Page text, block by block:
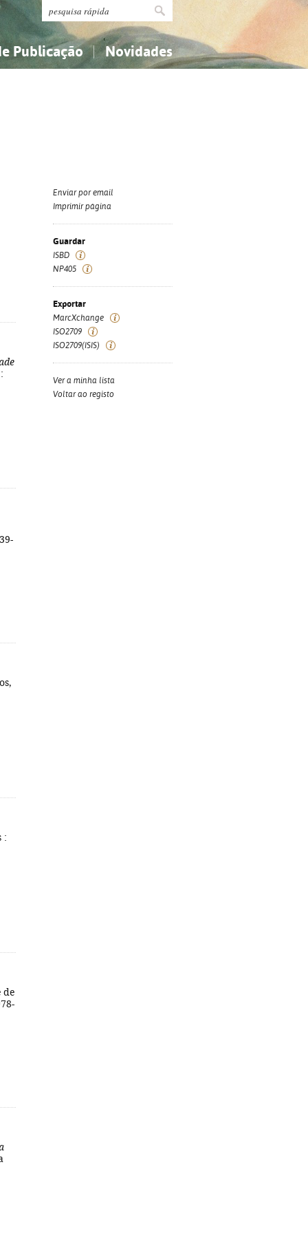
Publicação Novidades
:
de
Enviar por email
Imprimir página
Guardar
ISBD
NP405
Exportar
MarcXchange
ISO2709
ISO2709(ISIS)
Ver a minha lista
Voltar ao registo